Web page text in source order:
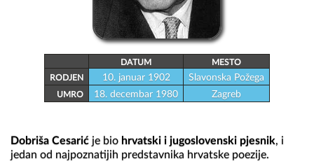
DATUM
MESTO
RODJEN
10. januar 1902 Slavonska Požega
UMRO 18. decembar 1980 Zagreb
Dobriša Cesarić je bio hrvatski i jugoslovenski pjesnik, i
jedan od najpoznatijih predstavnika hrvatske poezije.